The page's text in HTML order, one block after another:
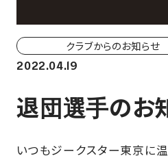
会場（座席・価格表）
チケット購入方法
各座席について
クラブからのお知らせ
2022.04.19
退団選手のお
いつもジークスター東京に